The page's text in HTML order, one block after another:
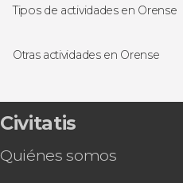
Tipos de actividades en Orense
Free Tour
Otras actividades en Orense
Galaico Expreso, el tren
Sacra y Orense
torre
Civitatis
Quiénes somos